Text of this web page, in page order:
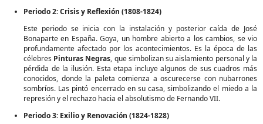
Periodo 2: Crisis y Reflexión (1808-1824)
Este periodo se inicia con la instalación y posterior caída de José
Bonaparte en España. Goya, un hombre abierto a los cambios, se vio
profundamente afectado por los acontecimientos. Es la época de las
célebres Pinturas Negras, que simbolizan su aislamiento personal y la
pérdida de la ilusión. Esta etapa incluye algunos de sus cuadros más
conocidos, donde la paleta comienza a oscurecerse con nubarrones
sombríos. Las pintó encerrado en su casa, simbolizando el miedo a la
represión y el rechazo hacia el absolutismo de Fernando VII.
Periodo 3: Exilio y Renovación (1824-1828)